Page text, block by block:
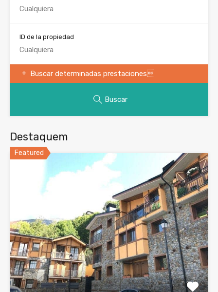
ID de la propiedad
Buscar determinadas prestaciones
Buscar
Destaquem
Featured